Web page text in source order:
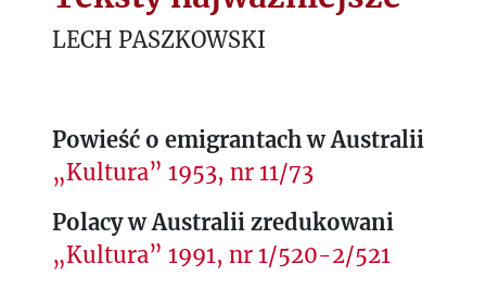
LECH PASZKOWSKI
Powieść o emigrantach w Australii
„Kultura” 1953, nr 11/73
Polacy w Australii zredukowani
„Kultura” 1991, nr 1/520-2/521